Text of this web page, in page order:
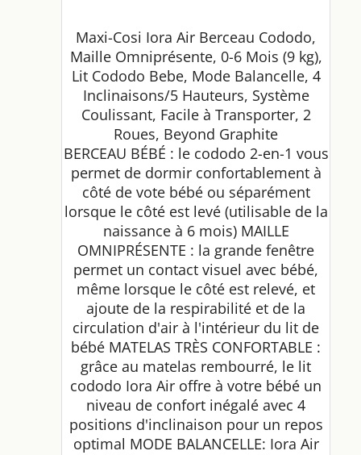
Maxi-Cosi Iora Air Berceau Cododo,
Maille Omniprésente, 0-6 Mois (9 kg),
Lit Cododo Bebe, Mode Balancelle, 4
Inclinaisons/5 Hauteurs, Système
Coulissant, Facile à Transporter, 2
Roues, Beyond Graphite
BERCEAU BÉBÉ : le cododo 2-en-1 vous
permet de dormir confortablement à
côté de vote bébé ou séparément
lorsque le côté est levé (utilisable de la
naissance à 6 mois) MAILLE
OMNIPRÉSENTE : la grande fenêtre
permet un contact visuel avec bébé,
même lorsque le côté est relevé, et
ajoute de la respirabilité et de la
circulation d'air à l'intérieur du lit de
bébé MATELAS TRÈS CONFORTABLE :
grâce au matelas rembourré, le lit
cododo Iora Air offre à votre bébé un
niveau de confort inégalé avec 4
positions d'inclinaison pour un repos
optimal MODE BALANCELLE: Iora Air